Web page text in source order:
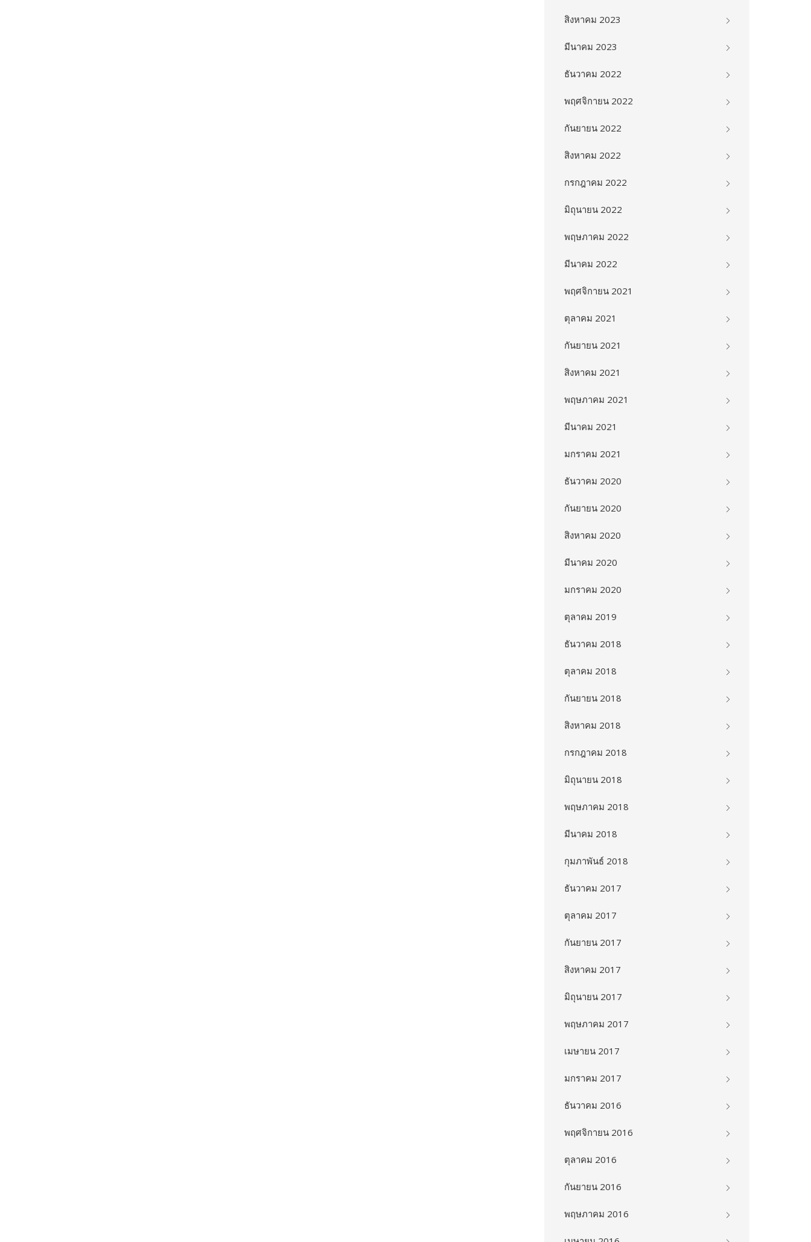
สิงหาคม 2023
มีนาคม 2023
ธันวาคม 2022
พฤศจิกายน 2022
กันยายน 2022
สิงหาคม 2022
กรกฎาคม 2022
มิถุนายน 2022
พฤษภาคม 2022
มีนาคม 2022
พฤศจิกายน 2021
ตุลาคม 2021
กันยายน 2021
สิงหาคม 2021
พฤษภาคม 2021
มีนาคม 2021
มกราคม 2021
ธันวาคม 2020
กันยายน 2020
สิงหาคม 2020
มีนาคม 2020
มกราคม 2020
ตุลาคม 2019
ธันวาคม 2018
ตุลาคม 2018
กันยายน 2018
สิงหาคม 2018
กรกฎาคม 2018
มิถุนายน 2018
พฤษภาคม 2018
มีนาคม 2018
กุมภาพันธ์ 2018
ธันวาคม 2017
ตุลาคม 2017
กันยายน 2017
สิงหาคม 2017
มิถุนายน 2017
พฤษภาคม 2017
เมษายน 2017
มกราคม 2017
ธันวาคม 2016
พฤศจิกายน 2016
ตุลาคม 2016
กันยายน 2016
พฤษภาคม 2016